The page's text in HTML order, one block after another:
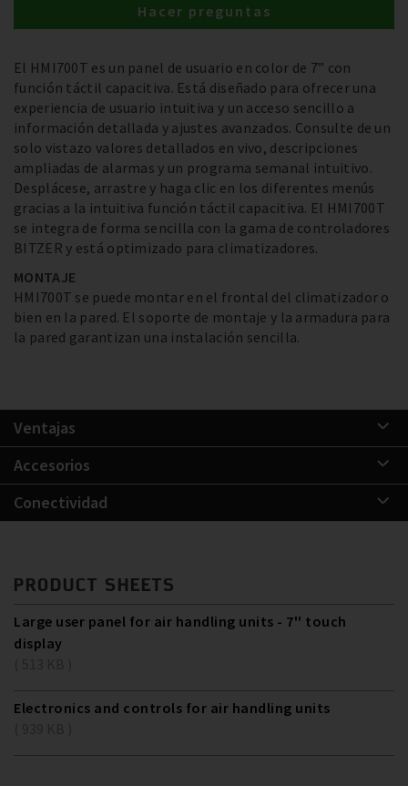
El HMI700T es un panel de usuario en color de 7” con
función táctil capacitiva. Está diseñado para ofrecer una
experiencia de usuario intuitiva y un acceso sencillo a
información detallada y ajustes avanzados. Consulte de un
solo vistazo valores detallados en vivo, descripciones
ampliadas de alarmas y un programa semanal intuitivo.
Desplácese, arrastre y haga clic en los diferentes menús
gracias a la intuitiva función táctil capacitiva. El HMI700T
se integra de forma sencilla con la gama de controladores
BITZER y está optimizado para climatizadores.
MONTAJE
HMI700T se puede montar en el frontal del climatizador o
bien en la pared. El soporte de montaje y la armadura para
la pared garantizan una instalación sencilla.
Hacer preguntas
Ventajas
Accesorios
Conectividad
PRODUCT SHEETS
Large user panel for air handling units - 7'' touch
display
Electronics and controls for air handling units